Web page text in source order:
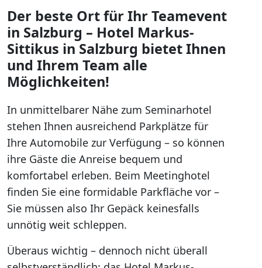
Der beste Ort für Ihr Teamevent
in Salzburg – Hotel Markus-
Sittikus in Salzburg bietet Ihnen
und Ihrem Team alle
Möglichkeiten!
In unmittelbarer Nähe zum Seminarhotel
stehen Ihnen ausreichend Parkplätze für
Ihre Automobile zur Verfügung – so können
ihre Gäste die Anreise bequem und
komfortabel erleben. Beim Meetinghotel
finden Sie eine formidable Parkfläche vor –
Sie müssen also Ihr Gepäck keinesfalls
unnötig weit schleppen.
Überaus wichtig – dennoch nicht überall